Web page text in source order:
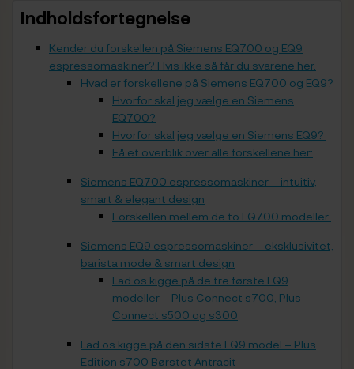
Indholdsfortegnelse
Kender du forskellen på Siemens EQ700 og EQ9
espressomaskiner? Hvis ikke så får du svarene her.
Hvad er forskellene på Siemens EQ700 og EQ9?
Hvorfor skal jeg vælge en Siemens
EQ700?
Hvorfor skal jeg vælge en Siemens EQ9?
Få et overblik over alle forskellene her:
Siemens EQ700 espressomaskiner – intuitiv,
smart & elegant design
Forskellen mellem de to EQ700 modeller
Siemens EQ9 espressomaskiner – eksklusivitet,
barista mode & smart design
Lad os kigge på de tre første EQ9
modeller – Plus Connect s700, Plus
Connect s500 og s300
Lad os kigge på den sidste EQ9 model – Plus
Edition s700 Børstet Antracit